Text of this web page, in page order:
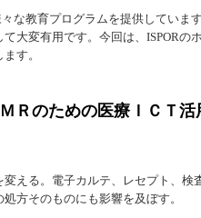
な教育プログラムを提供しています
大変有用です。今回は、ISPORの
す。
Ｒのための医療ＩＣＴ活
える。電子カルテ、レセプト、検
方そのものにも影響を及ぼす。